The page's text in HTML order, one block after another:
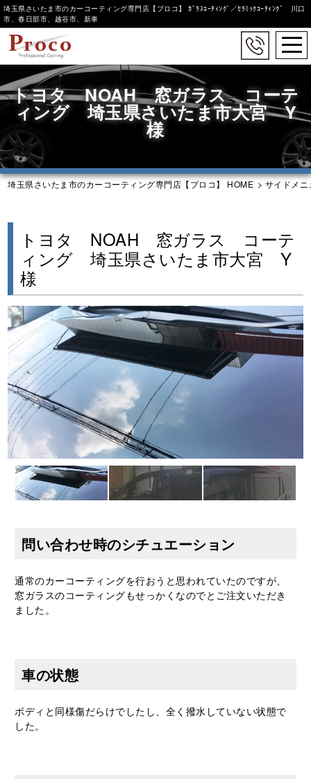
to
main
content
埼玉県さいたま市のカーコーティング専門店【プロコ】 ｶﾞﾗｽｺｰﾃｨﾝｸﾞ／ｾﾗﾐｯｸｺｰﾃｨﾝｸﾞ 川口
市、春日部市、越谷市、新車
トヨタ NOAH 窓ガラス コーテ
ィング 埼玉県さいたま市大宮 Y
様
埼玉県さいたま市のカーコーティング専門店【プロコ】 HOME > サイドメニ
トヨタ NOAH 窓ガラス コーテ
ィング 埼玉県さいたま市大宮 Y
様
問い合わせ時のシチュエーション
通常のカーコーティングを行おうと思われていたのですが、
窓ガラスのコーティングもせっかくなのでとご注文いただき
ました。
車の状態
ボディと同様傷だらけでしたし、全く撥水していない状態で
した。